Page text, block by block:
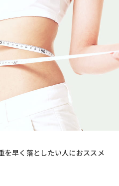
を早く落としたい人におススメ